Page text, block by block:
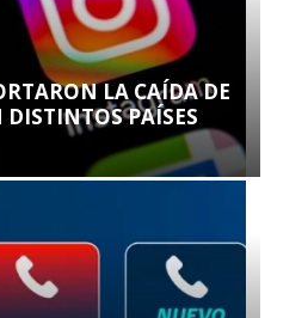
LA CAÍDA DE
PAÍSES